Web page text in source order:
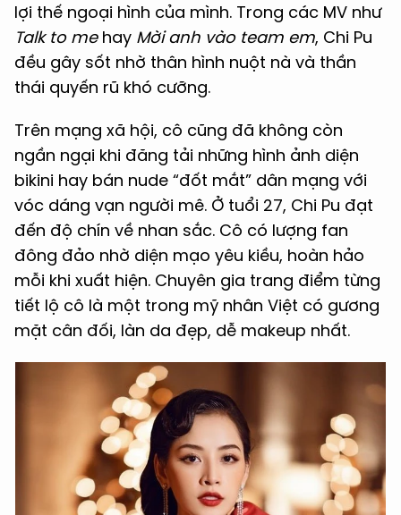
lợi thế ngoại hình của mình. Trong các MV như
Talk to mehay Mời anh vào team em, Chi Pu
đều gây sốt nhờ thân hình nuột nà và thần
thái quyến rũ khó cưỡng.
Trên mạng xã hội, cô cũng đã không còn
ngần ngại khi đăng tải những hình ảnh diện
bikini hay bán nude “đốt mắt” dân mạng với
vóc dáng vạn người mê. Ở tuổi 27, Chi Pu đạt
đến độ chín về nhan sắc. Cô có lượng fan
đông đảo nhờ diện mạo yêu kiều, hoàn hảo
mỗi khi xuất hiện. Chuyên gia trang điểm từng
tiết lộ cô là một trong mỹ nhân Việt có gương
mặt cân đối, làn da đẹp, dễ makeup nhất.